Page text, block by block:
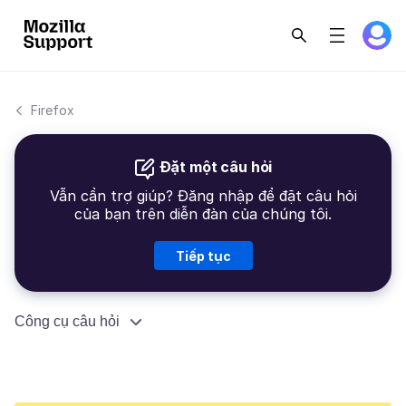
Firefox
Đặt một câu hỏi
Vẫn cần trợ giúp? Đăng nhập để đặt câu hỏi
của bạn trên diễn đàn của chúng tôi.
Tiếp tục
Công cụ câu hỏi